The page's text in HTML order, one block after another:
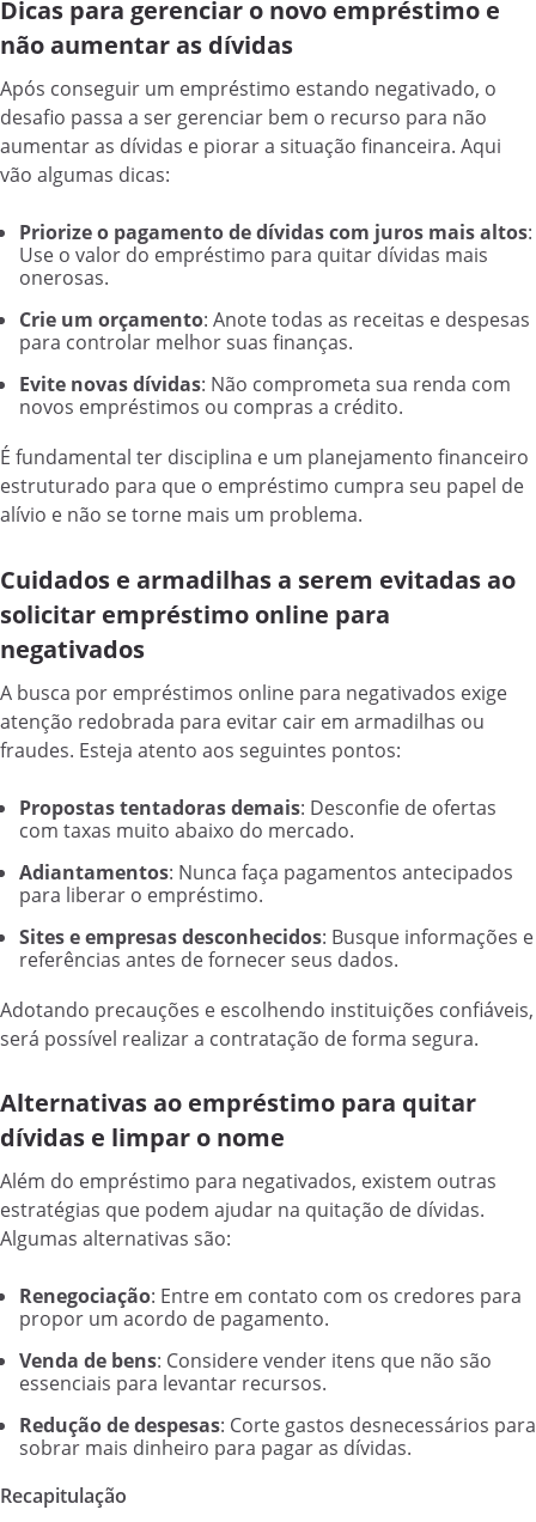
Dicas para gerenciar o novo empréstimo e
não aumentar as dívidas
Após conseguir um empréstimo estando negativado, o
desafio passa a ser gerenciar bem o recurso para não
aumentar as dívidas e piorar a situação financeira. Aqui
vão algumas dicas:
Priorize o pagamento de dívidas com juros mais altos:
Use o valor do empréstimo para quitar dívidas mais
onerosas.
Crie um orçamento: Anote todas as receitas e despesas
para controlar melhor suas finanças.
Evite novas dívidas: Não comprometa sua renda com
novos empréstimos ou compras a crédito.
É fundamental ter disciplina e um planejamento financeiro
estruturado para que o empréstimo cumpra seu papel de
alívio e não se torne mais um problema.
Cuidados e armadilhas a serem evitadas ao
solicitar empréstimo online para
negativados
A busca por empréstimos online para negativados exige
atenção redobrada para evitar cair em armadilhas ou
fraudes. Esteja atento aos seguintes pontos:
Propostas tentadoras demais: Desconfie de ofertas
com taxas muito abaixo do mercado.
Adiantamentos: Nunca faça pagamentos antecipados
para liberar o empréstimo.
Sites e empresas desconhecidos: Busque informações e
referências antes de fornecer seus dados.
Adotando precauções e escolhendo instituições confiáveis,
será possível realizar a contratação de forma segura.
Alternativas ao empréstimo para quitar
dívidas e limpar o nome
Além do empréstimo para negativados, existem outras
estratégias que podem ajudar na quitação de dívidas.
Algumas alternativas são:
Renegociação: Entre em contato com os credores para
propor um acordo de pagamento.
Venda de bens: Considere vender itens que não são
essenciais para levantar recursos.
Redução de despesas: Corte gastos desnecessários para
sobrar mais dinheiro para pagar as dívidas.
Recapitulação